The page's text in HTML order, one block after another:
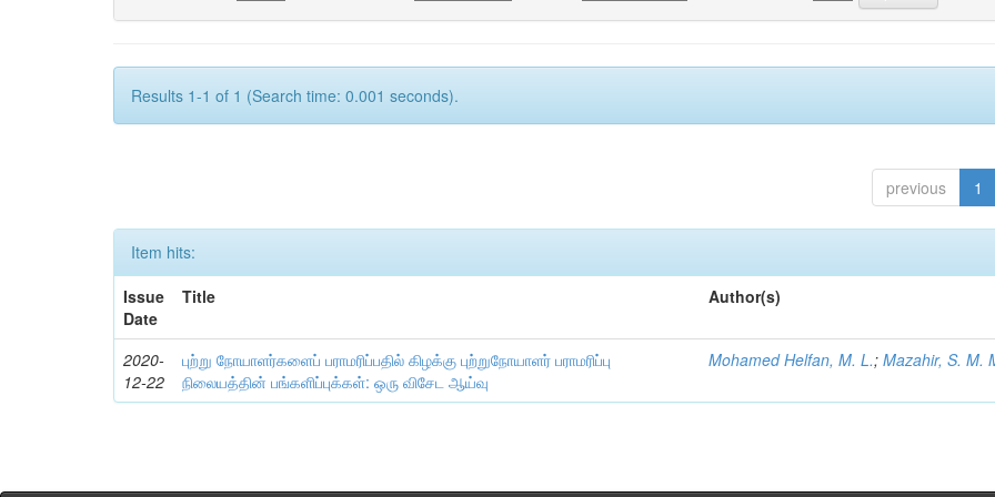
Results 1-1 of 1 (Search time: 0.001 seconds).
previous 1
Item hits:
Issue
Date
Title Author(s)
2020-
12-22
புற்று நோயாளர்களைப் பராமரிப்பதில் கிழக்கு புற்றுநோயாளர் பராமரிப்பு
நிலையத்தின் பங்களிப்புக்கள்: ஒரு விசேட ஆய்வு
Mohamed Helfan, M. L.;Mazahir, S. M.